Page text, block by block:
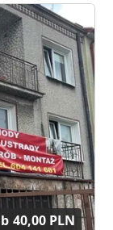
40,00 PLN